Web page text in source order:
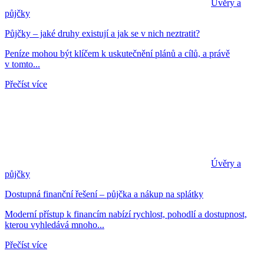
Úvěry a
půjčky
Půjčky – jaké druhy existují a jak se v nich neztratit?
Peníze mohou být klíčem k uskutečnění plánů a cílů, a právě
v tomto...
Přečíst více
Úvěry a
půjčky
Dostupná finanční řešení – půjčka a nákup na splátky
Moderní přístup k financím nabízí rychlost, pohodlí a dostupnost,
kterou vyhledává mnoho...
Přečíst více